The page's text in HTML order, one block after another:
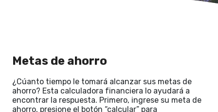
Metas de ahorro
¿Cúanto tiempo le tomará alcanzar sus metas de
ahorro? Esta calculadora financiera lo ayudará a
encontrar la respuesta. Primero, ingrese su meta de
ahorro, presione el botón “calcular” para